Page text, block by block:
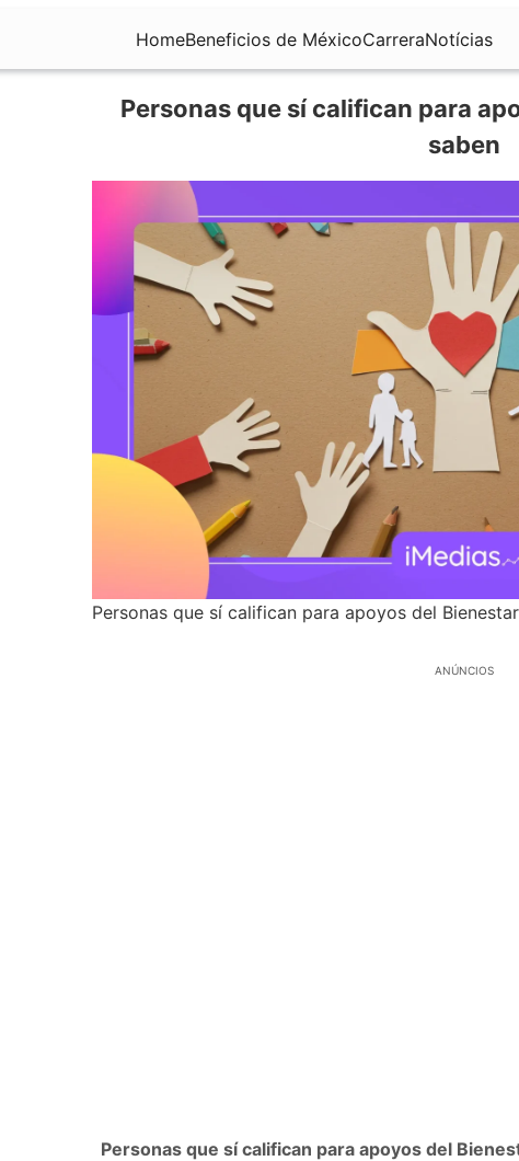
HomeBeneficios de MéxicoCarreraNotícias
Personas que sí califican para
saben
Personas que sí califican para apoyos del
ANÚNCIOS
Personas que sí califican para apoyos del